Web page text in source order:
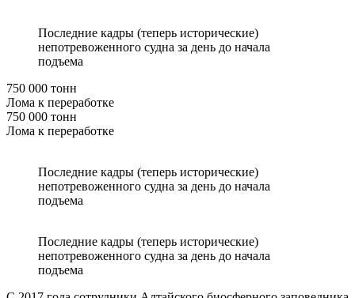
Последние кадры (теперь исторические)
непотревоженного судна за день до начала
подъема
750 000 тонн
Лома к переработке
750 000 тонн
Лома к переработке
Последние кадры (теперь исторические)
непотревоженного судна за день до начала
подъема
Последние кадры (теперь исторические)
непотревоженного судна за день до начала
подъема